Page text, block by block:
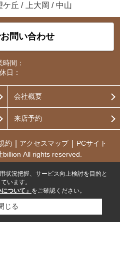
ケ丘 / 上大岡 / 中山
問い合わせ
時間：
日：
会社概要
来店予約
約 アクセスマップ
PCサイト
All rights reserved.
状況把握、サービス向上検討を目的と
います。
ついて」 をご確認ください。
じる